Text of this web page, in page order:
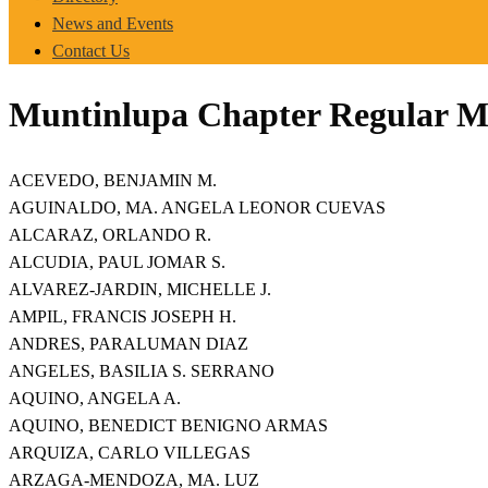
News and Events
Contact Us
Muntinlupa Chapter Regular
ACEVEDO, BENJAMIN M.
AGUINALDO, MA. ANGELA LEONOR CUEVAS
ALCARAZ, ORLANDO R.
ALCUDIA, PAUL JOMAR S.
ALVAREZ-JARDIN, MICHELLE J.
AMPIL, FRANCIS JOSEPH H.
ANDRES, PARALUMAN DIAZ
ANGELES, BASILIA S. SERRANO
AQUINO, ANGELA A.
AQUINO, BENEDICT BENIGNO ARMAS
ARQUIZA, CARLO VILLEGAS
ARZAGA-MENDOZA, MA. LUZ